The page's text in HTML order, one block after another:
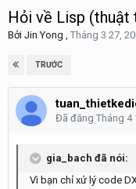
Hỏi về Lisp (thuật
Bởi Jin Yong , Tháng 3 27,
TRƯỚC
Đã đăng Tháng 4
gia_bach đã nói:
Vì bạn chỉ xử lý code